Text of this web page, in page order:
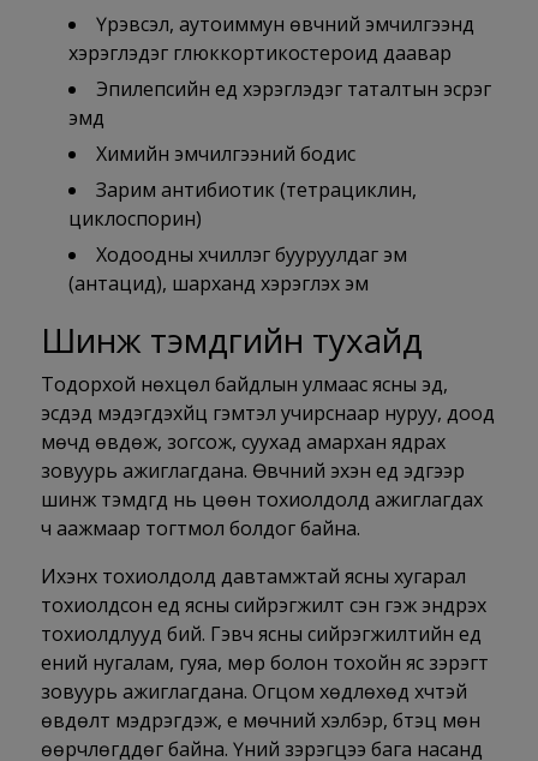
Үрэвсэл, аутоиммун өвчний эмчилгээнд
хэрэглэдэг глюккортикостероид даавар
Эпилепсийн үед хэрэглэдэг таталтын эсрэг
эмүүд
Химийн эмчилгээний бодис
Зарим антибиотик (тетрациклин,
циклоспорин)
Ходоодны хүчиллэг бууруулдаг эм
(антацид), шарханд хэрэглэх эм
Шинж тэмдгийн тухайд
Тодорхой нөхцөл байдлын улмаас ясны эд,
эсүүдэд мэдэгдэхүйц гэмтэл учирснаар нуруу, доод
мөчүүд өвдөж, зогсож, суухад амархан ядрах
зовуурь ажиглагдана. Өвчний эхэн үед эдгээр
шинж тэмдгүүд нь цөөн тохиолдолд ажиглагдах
ч аажмаар тогтмол болдог байна.
Ихэнх тохиолдолд давтамжтай ясны хугарал
тохиолдсон үед ясны сийрэгжилт үүсэн гэж эндүүрэх
тохиолдлууд бий. Гэвч ясны сийрэгжилтийн үед
үений нугалам, гуяа, мөр болон тохойн яс зэрэгт
зовуурь ажиглагдана. Огцом хөдлөхөд хүчтэй
өвдөлт мэдрэгдэж, үе мөчний хэлбэр, бүтэц мөн
өөрчлөгддөг байна. Үүний зэрэгцээ бага насанд